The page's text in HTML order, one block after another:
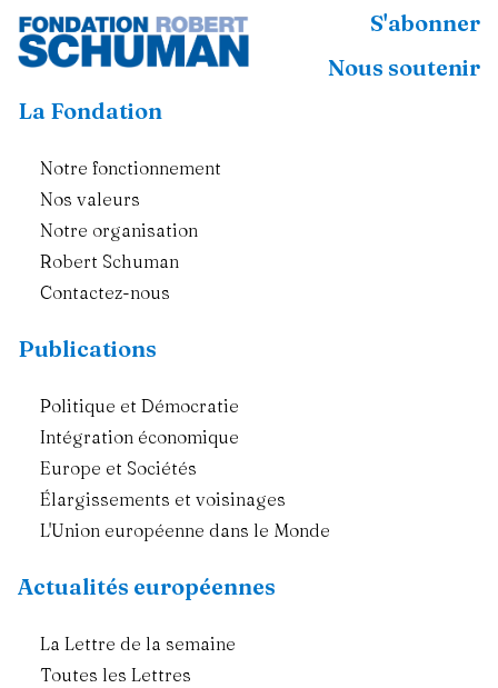
S'abonner
Nous soutenir
La Fondation
Notre fonctionnement
Nos valeurs
Notre organisation
Robert Schuman
Contactez-nous
Publications
Politique et Démocratie
Intégration économique
Europe et Sociétés
Élargissements et voisinages
L'Union européenne dans le Monde
Actualités européennes
La Lettre de la semaine
Toutes les Lettres